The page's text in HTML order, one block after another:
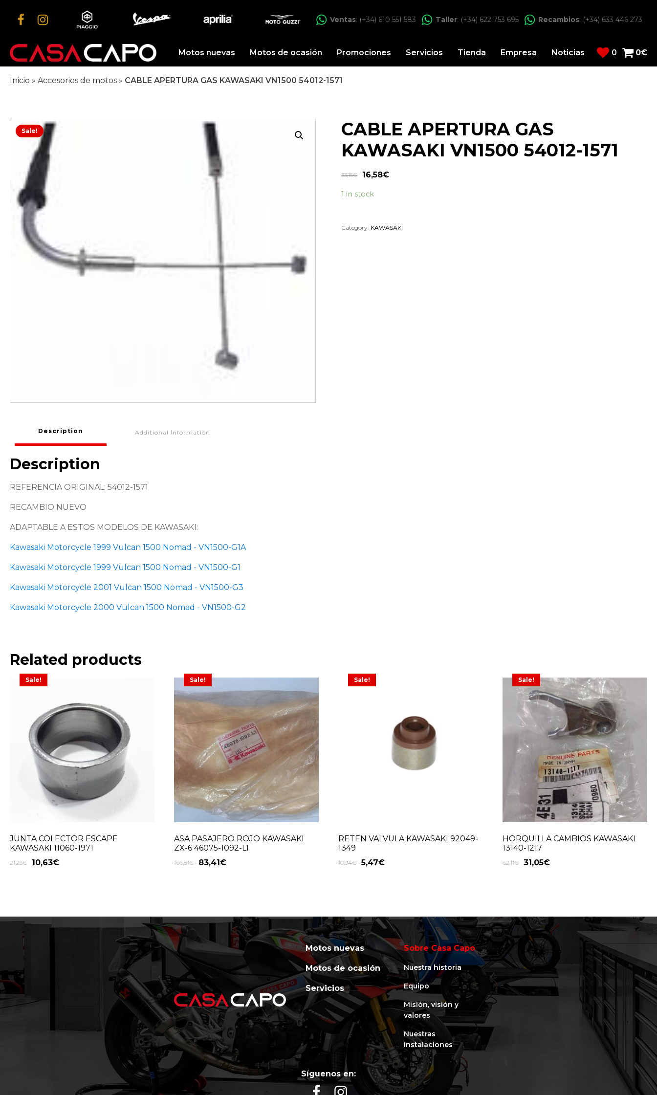
Ventas: (+34) 610 551 583 Taller: (+34) 622 753 695 Recambios: (+34) 633 446 273
Motos nuevas Motos de ocasión Promociones Servicios Tienda Empresa Noticias 0 0€
Inicio » Accesorios de motos » CABLE APERTURA GAS KAWASAKI VN1500 54012-1571
Sale!
CABLE APERTURA GAS
KAWASAKI VN1500 54012-1571
33,15€ 16,58€
1 in stock
Category: KAWASAKI
Description Additional Information
Description
REFERENCIA ORIGINAL: 54012-1571
RECAMBIO NUEVO
ADAPTABLE A ESTOS MODELOS DE KAWASAKI:
Kawasaki Motorcycle 1999 Vulcan 1500 Nomad - VN1500-G1A
Kawasaki Motorcycle 1999 Vulcan 1500 Nomad - VN1500-G1
Kawasaki Motorcycle 2001 Vulcan 1500 Nomad - VN1500-G3
Kawasaki Motorcycle 2000 Vulcan 1500 Nomad - VN1500-G2
Related products
Sale!
JUNTA COLECTOR ESCAPE
KAWASAKI 11060-1971
21,25€ 10,63€
Sale!
ASA PASAJERO ROJO KAWASAKI
ZX-6 46075-1092-L1
166,81€ 83,41 €
Sale!
RETEN VALVULA KAWASAKI 92049-
1349
10,94€ 5,47€
Sale!
HORQUILLA CAMBIOS KAWASAKI
13140-1217
62,11€ 31,05€
Motos nuevas
Motos de ocasión
Servicios
Sobre Casa Capo
Nuestra historia
Equipo
Misión, visión y
valores
Nuestras
instalaciones
Síguenos en: